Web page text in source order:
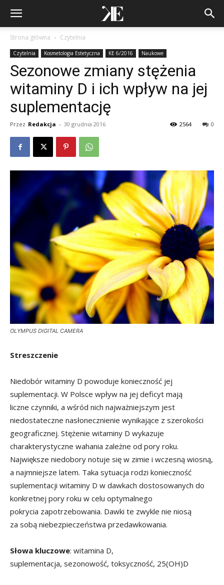
Strona główna Czytelnia
Czytelnia Kosmetologia Estetyczna KE 6/2016 Naukowe
Sezonowe zmiany stężenia
witaminy D i ich wpływ na jej
suplementację
Przez Redakcja - 30 grudnia 2016 0
2564
OLYMPUS DIGITAL CAMERA
Streszczenie
Niedobór witaminy D powoduje konieczność jej
suplementacji. W Polsce wpływ na jej deficyt mają
liczne czynniki, a wśród nich najważniejszym jest
niedostateczne nasłonecznienie wynikające z szerokości
geograficznej. Stężenie witaminy D wykazuje
charakterystyczne wahania zależne od pory roku.
Największe niedobory notuje się w zimie i wczesną wiosną,
a najmniejsze latem. Taka sytuacja rodzi konieczność
suplementacji witaminy D w dawkach dostosowanych do
konkretnej pory roku w celu optymalnego
pokrycia zapotrzebowania. Dawki te zwykle nie niosą
za sobą niebezpieczeństwa przedawkowania.
Słowa kluczowe: witamina D,
suplementacja, sezonowość, toksyczność, 25(OH)D